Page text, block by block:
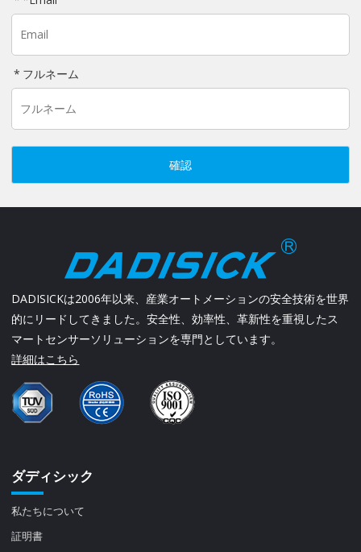
フルネーム
確認
DADISICKは2006年以来、産業オートメーションの安全技術を世界
的にリードしてきました。安全性、効率性、革新性を重視したス
マートセンサーソリューションを専門としています。
詳細はこちら
ダディシック
私たちについて
証明書